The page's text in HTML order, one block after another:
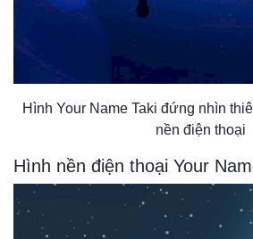
Hình Your Name Taki đứng nhìn
nền điện thoại
Hình nền điện thoại Your